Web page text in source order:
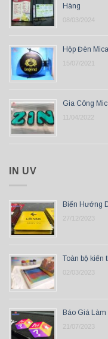
Hàng
08/03/2024
Hộp Đèn
15/07/2021
Gia Công
11/04/2022
IN UV
Biển Hướng
27/12/2023
Toàn bộ kiến
02/03/2023
Báo Giá
21/07/2023